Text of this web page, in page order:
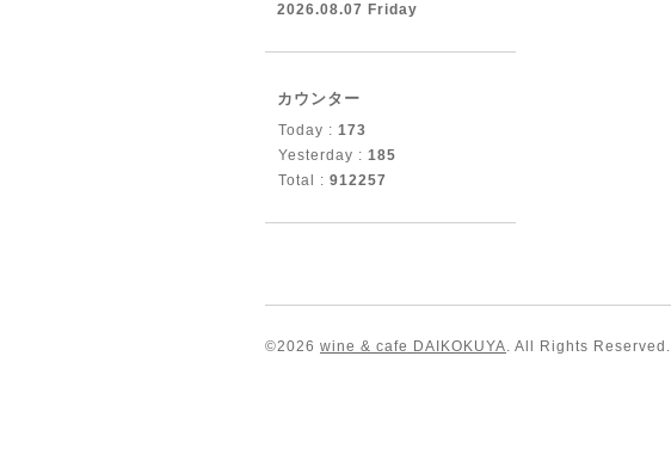
2026.08.07 Friday
カウンター
Today : 173
Yesterday : 185
Total : 912257
©2026 wine & cafe DAIKOKUYA. All Rights Reserved.